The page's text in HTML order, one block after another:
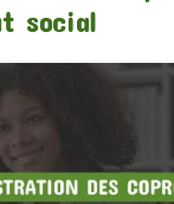
social